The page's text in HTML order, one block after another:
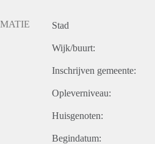
Stad
Wijk/buurt:
Inschrijven gemeente:
Opleverniveau:
Huisgenoten:
Begindatum: